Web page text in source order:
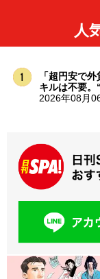
人
「超円安で
キルは不要。
2026年08月